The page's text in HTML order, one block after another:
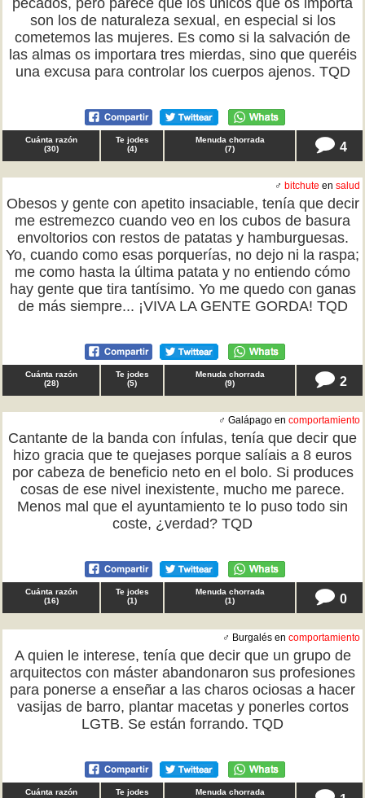
pecados, pero parece que los únicos que os importa
son los de naturaleza sexual, en especial si los
cometemos las mujeres. Es como si la salvación de
las almas os importara tres mierdas, sino que queréis
una excusa para controlar los cuerpos ajenos. TQD
Cuánta razón
(30)
Te jodes
(4)
Menuda chorrada
(7) 4
♂ bitchute en salud
Obesos y gente con apetito insaciable, tenía que decir
me estremezco cuando veo en los cubos de basura
envoltorios con restos de patatas y hamburguesas.
Yo, cuando como esas porquerías, no dejo ni la raspa;
me como hasta la última patata y no entiendo cómo
hay gente que tira tantísimo. Yo me quedo con ganas
de más siempre... ¡VIVA LA GENTE GORDA! TQD
Cuánta razón
(28)
Te jodes
(5)
Menuda chorrada
(9) 2
♂ Galápago en comportamiento
Cantante de la banda con ínfulas, tenía que decir que
hizo gracia que te quejases porque salíais a 8 euros
por cabeza de beneficio neto en el bolo. Si produces
cosas de ese nivel inexistente, mucho me parece.
Menos mal que el ayuntamiento te lo puso todo sin
coste, ¿verdad? TQD
Cuánta razón
(16)
Te jodes
(1)
Menuda chorrada
(1) 0
♂ Burgalés en comportamiento
A quien le interese, tenía que decir que un grupo de
arquitectos con máster abandonaron sus profesiones
para ponerse a enseñar a las charos ociosas a hacer
vasijas de barro, plantar macetas y ponerles cortos
LGTB. Se están forrando. TQD
Cuánta razón
Te jodes
Menuda chorrada